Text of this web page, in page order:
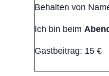
Behalten von
Ich bin beim
Gastbeitrag: 15 €